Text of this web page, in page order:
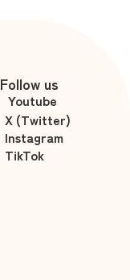
Follow us
Youtube
X (Twitter)
Instagram
TikTok